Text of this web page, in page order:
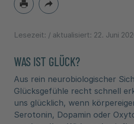
Lesezeit: / aktualisiert: 22. Juni
WAS IST GLÜCK?
Aus rein neurobiologischer
Glücksgefühle recht schnell
uns glücklich, wenn
Serotonin, Dopamin oder